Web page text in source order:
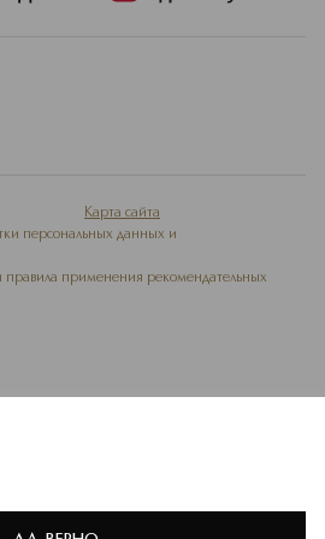
но и практичным
Карта сайта
персональных данных и
и правила применения рекомендательных